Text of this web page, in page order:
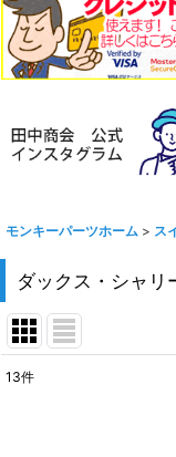
モンキーパーツホーム > ス
ダックス・シャリ
13件